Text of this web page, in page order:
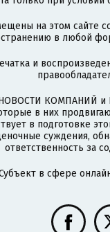
на этом сайте
в любой
и
НОВОСТИ КОМПАНИЙ
в них
в подготовке
суждения,
ответственность за
в сфере